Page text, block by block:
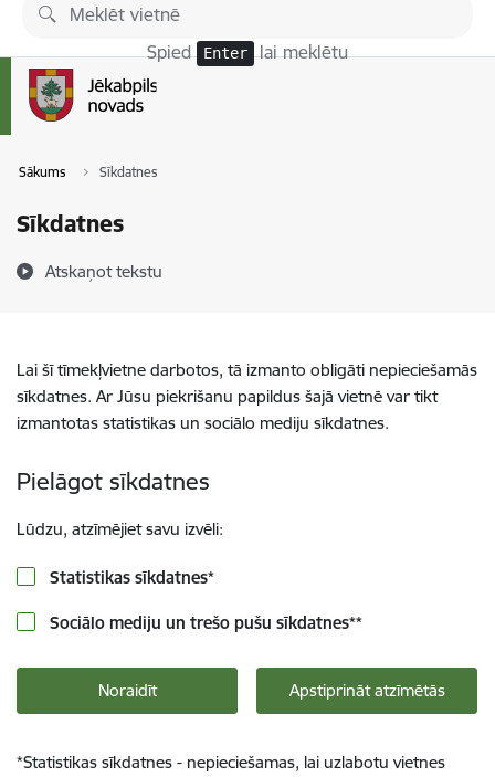
Pāriet uz lapas saturu
Spied Enter lai meklētu
Sākums Sīkdatnes
Sīkdatnes
Atskaņot tekstu
Lai šī tīmekļvietne darbotos, tā izmanto obligāti nepieciešamās
sīkdatnes. Ar Jūsu piekrišanu papildus šajā vietnē var tikt
izmantotas statistikas un sociālo mediju sīkdatnes.
Pielāgot sīkdatnes
Lūdzu, atzīmējiet savu izvēli:
Statistikas sīkdatnes*
Sociālo mediju un trešo pušu sīkdatnes**
Noraidīt Apstiprināt atzīmētās
*Statistikas sīkdatnes - nepieciešamas, lai uzlabotu vietnes